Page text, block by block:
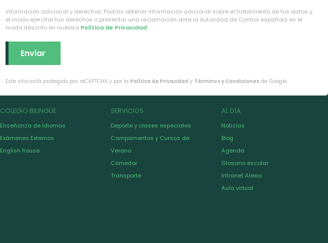
Información adicional y derechos: Podrás obtener información adicional sobre el tratamiento de tus datos y
el modo ejercitar tus derechos o presentar una reclamación ante la Autoridad de Control española en el
modo descrito en nuestra Política de Privacidad.
Este sitio está protegido por reCAPTCHA y por la Política de Privacidad y Términos y Condiciones de Google.
COLEGIO BILINGÜE
Enseñanza de Idiomas
Exámenes Externos
English house
SERVICIOS
Deporte y clases especiales
Campamentos y Cursos de
Verano
Comedor
Transporte
AL DÍA
Noticias
Blog
Agenda
Glosario escolar
Intranet Alexia
Aula virtual